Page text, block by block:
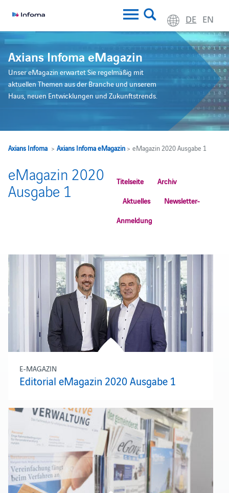
DE EN
Axians Infoma eMagazin
Unser eMagazin erwartet Sie regelmäßig mit
aktuellen Themen aus der Branche und unserem
Haus, neuen Entwicklungen und Zukunftstrends.
Axians Infoma> Axians Infoma eMagazin> eMagazin 2020 Ausgabe 1
eMagazin 2020
Ausgabe 1
Titelseite
Archiv
Aktuelles
Newsletter-
Anmeldung
E-MAGAZIN
Editorial eMagazin 2020 Ausgabe 1